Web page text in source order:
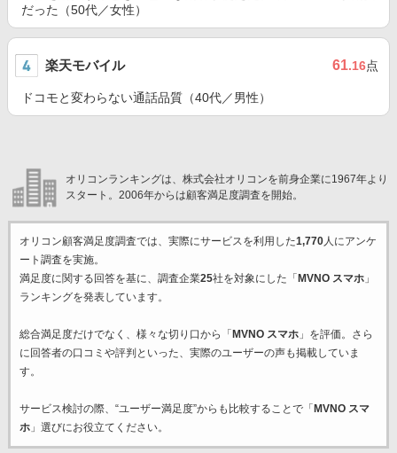
だった（50代／女性）
楽天モバイル 61.16点
ドコモと変わらない通話品質（40代／男性）
オリコンランキングは、株式会社オリコンを前身企業に1967年より
スタート。2006年からは顧客満足度調査を開始。
オリコン顧客満足度調査では、実際にサービスを利用した1,770人にアンケ
ート調査を実施。
満足度に関する回答を基に、調査企業25社を対象にした「 MVNO スマホ」
ランキングを発表しています。
総合満足度だけでなく、様々な切り口から「 MVNO スマホ」を評価。さら
に回答者の口コミや評判といった、実際のユーザーの声も掲載していま
す。
サービス検討の際、“ユーザー満足度”からも比較することで「 MVNO スマ
ホ」選びにお役立てください。